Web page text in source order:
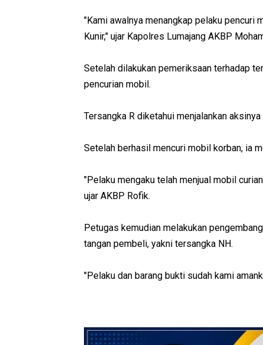
"Kami awalnya menangkap pelaku pencuri
Kunir," ujar Kapolres Lumajang AKBP
Setelah dilakukan pemeriksaan terhadap
pencurian mobil.
Tersangka R diketahui menjalankan
Setelah berhasil mencuri mobil korban, ia
"Pelaku mengaku telah menjual mobil
ujar AKBP Rofik.
Petugas kemudian melakukan
tangan pembeli, yakni tersangka NH.
"Pelaku dan barang bukti sudah kami